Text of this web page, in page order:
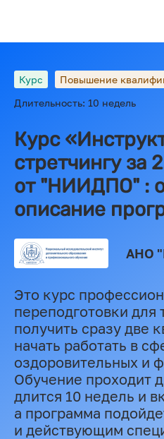
Курс
Повышение
Длительность: 10 недель
Курс
стретчингу за
от "НИИДПО" :
описание
АНО
Это курс
переподготовки для
получить сразу две
начать работать в
оздоровительных и
Обучение проходит
длится 10 недель и
а программа
и действующим